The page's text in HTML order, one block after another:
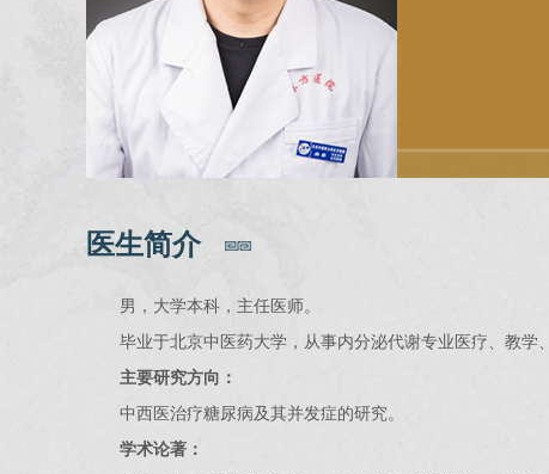
医生简介
男，大学本科，主任医师。
毕业于北京中医药大学，从事内分泌代谢专业医疗、教学
主要研究方向：
中西医治疗糖尿病及其并发症的研究。
学术论著：